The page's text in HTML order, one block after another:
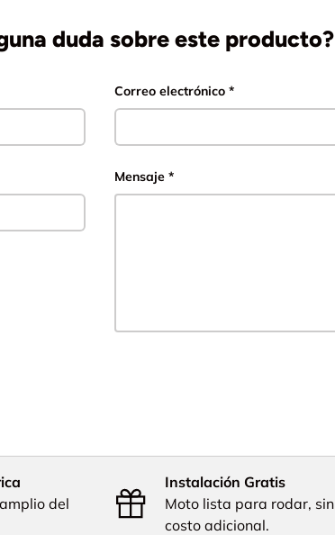
duda sobre este producto?
Correo electrónico
Mensaje
del
Instalación Gratis
Moto lista para rodar, sin
costo adicional.